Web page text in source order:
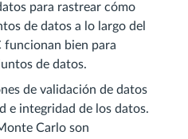
para rastrear cómo
de datos a lo largo del
funcionan bien para
de datos.
de validación de datos
e integridad de los datos.
Carlo son